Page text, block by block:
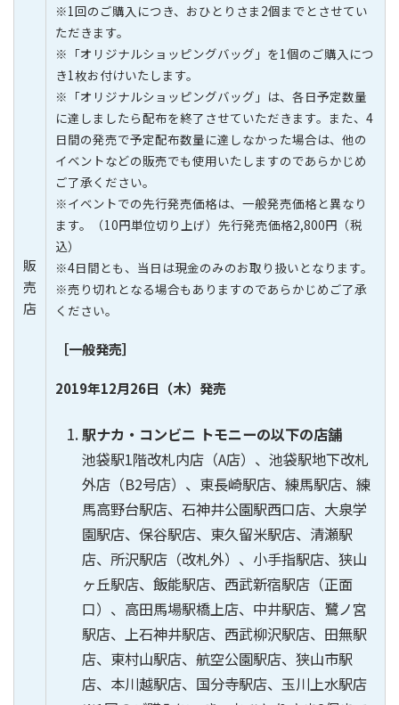
販
売
店
※1回のご購入につき、おひとりさま2個までとさせてい
ただきます。
※「オリジナルショッピングバッグ」を1個のご購入につ
き1枚お付けいたします。
※「オリジナルショッピングバッグ」は、各日予定数量
に達しましたら配布を終了させていただきます。また、4
日間の発売で予定配布数量に達しなかった場合は、他の
イベントなどの販売でも使用いたしますのであらかじめ
ご了承ください。
※イベントでの先行発売価格は、一般発売価格と異なり
ます。（10円単位切り上げ）先行発売価格2,800円（税
込）
※4日間とも、当日は現金のみのお取り扱いとなります。
※売り切れとなる場合もありますのであらかじめご了承
ください。
［一般発売］
2019年12月26日（木）発売
駅ナカ・コンビニ トモニーの以下の店舗
池袋駅1階改札内店（A店）、池袋駅地下改札
外店（B2号店）、東長崎駅店、練馬駅店、練
馬高野台駅店、石神井公園駅西口店、大泉学
園駅店、保谷駅店、東久留米駅店、清瀬駅
店、所沢駅店（改札外）、小手指駅店、狭山
ヶ丘駅店、飯能駅店、西武新宿駅店（正面
口）、高田馬場駅橋上店、中井駅店、鷺ノ宮
駅店、上石神井駅店、西武柳沢駅店、田無駅
店、東村山駅店、航空公園駅店、狭山市駅
店、本川越駅店、国分寺駅店、玉川上水駅店